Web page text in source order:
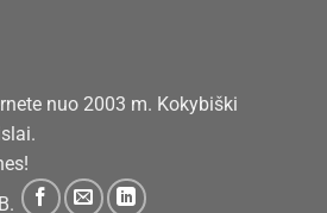
nuo 2003 m. Kokybiški